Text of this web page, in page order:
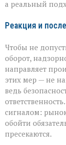
а реальный
Реакция и
Чтобы не
оборот,
направляет
этих мер — не
ведь
сигналом:
обойти
пресекаются.